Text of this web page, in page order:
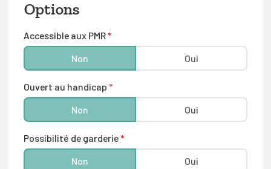
Jujitsu
Karaté
Kickboxing
Kung-fu
Self-défense
Sports de raquette
Options
Accessible aux PMR *
Non
Oui
Ouvert au handicap *
Non
Oui
Possibilité de garderie *
Non
Oui